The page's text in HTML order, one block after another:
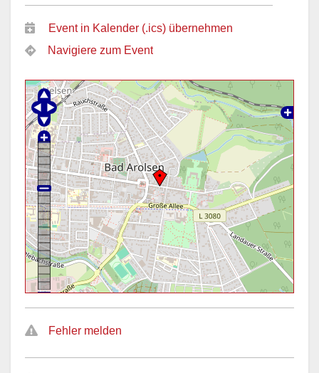
Event in Kalender (.ics) übernehmen
Navigiere zum Event
Fehler melden